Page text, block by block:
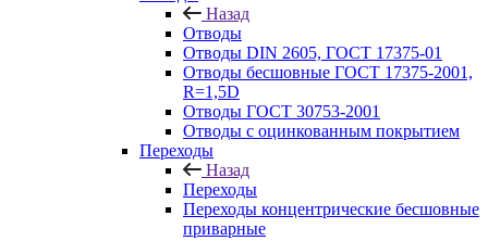
Назад
Отводы
Отводы DIN 2605, ГОСТ 17375-01
Отводы бесшовные ГОСТ 17375-2001,
R=1,5D
Отводы ГОСТ 30753-2001
Отводы с оцинкованным покрытием
Переходы
Назад
Переходы
Переходы концентрические бесшовные
приварные